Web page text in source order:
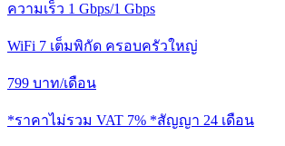
ความเร็ว 1 Gbps/1 Gbps
WiFi 7 เต็มพิกัด ครอบครัวใหญ่
799 บาท/เดือน
*ราคาไม่รวม VAT 7% *สัญญา 24 เดือน